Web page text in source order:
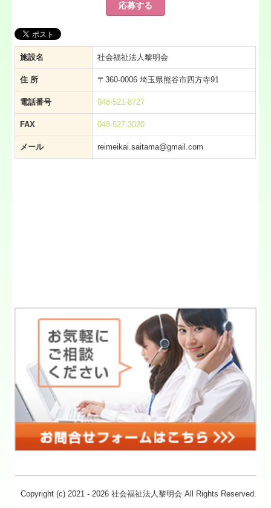
応募する
施設名 社会福祉法人黎明会
住 所 〒360-0006 埼玉県熊谷市四方寺91
電話番号 048-521-8727
FAX 048-527-3020
メール reimeikai.saitama@gmail.com
Copyright (c) 2021 - 2026 社会福祉法人黎明会 All Rights Reserved.